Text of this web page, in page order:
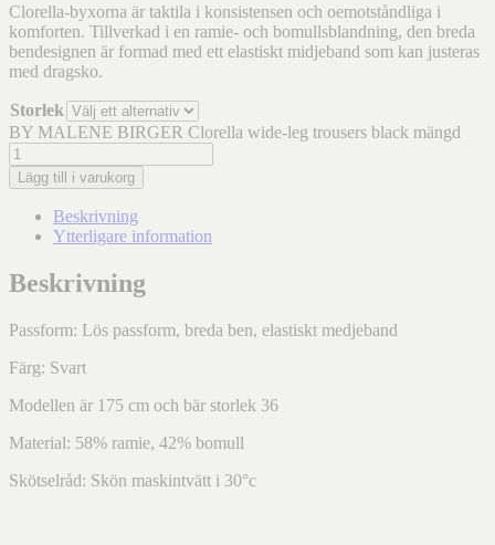
Clorella-byxorna är taktila i konsistensen och oemotståndliga i
komforten. Tillverkad i en ramie- och bomullsblandning, den breda
bendesignen är formad med ett elastiskt midjeband som kan justeras
med dragsko.
Storlek
BY MALENE BIRGER Clorella wide-leg trousers black mängd
Lägg till i varukorg
Beskrivning
Ytterligare information
Beskrivning
Passform: Lös passform, breda ben, elastiskt medjeband
Färg: Svart
Modellen är 175 cm och bär storlek 36
Material: 58% ramie, 42% bomull
Skötselråd: Skön maskintvätt i 30°c